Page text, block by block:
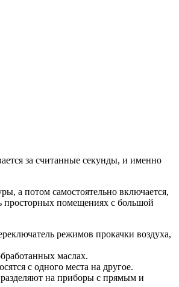
за считанные секунды, и именно
а потом самостоятельно включается,
просторных помещениях с большой
режимов прокачки воздуха,
маслах.
с одного места на другое.
на приборы с прямым и